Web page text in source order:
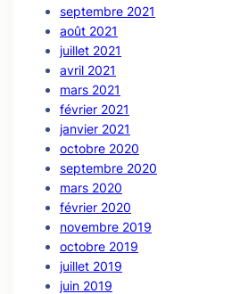
septembre 2021
août 2021
juillet 2021
avril 2021
mars 2021
février 2021
janvier 2021
octobre 2020
septembre 2020
mars 2020
février 2020
novembre 2019
octobre 2019
juillet 2019
juin 2019